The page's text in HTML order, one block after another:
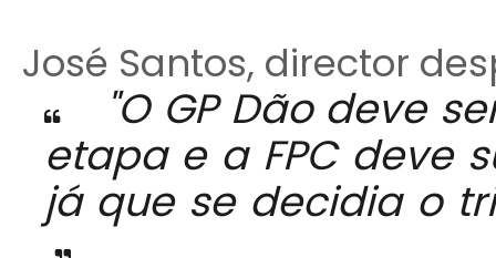
José Santos, director
"O GP Dão deve
etapa e a FPC deve
já que se decidia o